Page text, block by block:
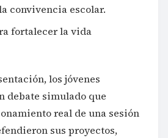
convivencia escolar.
fortalecer la vida
los jóvenes
debate simulado que
real de una sesión
sus proyectos,